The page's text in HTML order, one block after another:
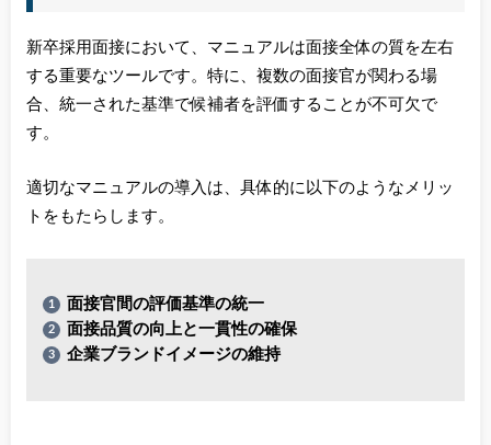
新卒採用面接において、マニュアルは面接全体の質を左右
する重要なツールです。特に、複数の面接官が関わる場
合、統一された基準で候補者を評価することが不可欠で
す。
適切なマニュアルの導入は、具体的に以下のようなメリッ
トをもたらします。
面接官間の評価基準の統一
面接品質の向上と一貫性の確保
企業ブランドイメージの維持